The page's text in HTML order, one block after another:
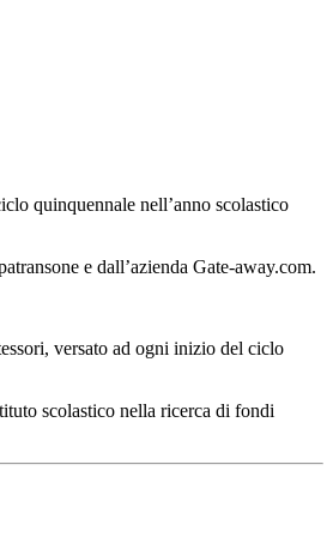
quinquennale nell’anno scolastico
e dall’azienda Gate-away.com.
versato ad ogni inizio del ciclo
scolastico nella ricerca di fondi